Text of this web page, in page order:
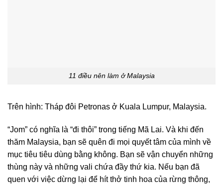
11 điều nên làm ở Malaysia
Trên hình: Tháp đôi Petronas ở Kuala Lumpur, Malaysia.
“Jom” có nghĩa là “đi thôi” trong tiếng Mã Lai. Và khi đến
thăm Malaysia, bạn sẽ quên đi mọi quyết tâm của mình về
mục tiêu tiêu dùng bằng không. Bạn sẽ vận chuyển những
thùng này và những vali chứa đầy thứ kia. Nếu bạn đã
quen với việc dừng lại để hít thở tinh hoa của rừng thông,